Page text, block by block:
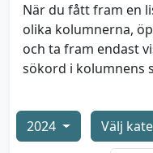
När du fått fram en
olika kolumnerna,
och ta fram endast
sökord i kolumnens
2024 Välj